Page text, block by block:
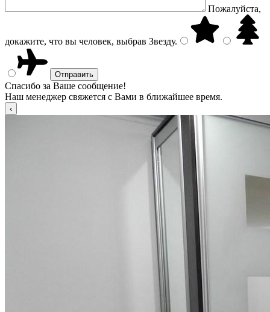
Пожалуйста,
докажите, что вы человек, выбрав Звезду.
Спасибо за Ваше сообщение!
Наш менеджер свяжется с Вами в ближайшее время.